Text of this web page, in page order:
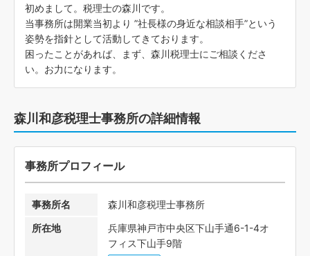
初めまして。税理士の森川です。
当事務所は開業当初より ”社長様の身近な相談相手”という
姿勢を指針として活動してきております。
困ったことがあれば、まず、森川税理士にご相談くださ
い。お力になります。
森川和彦税理士事務所の詳細情報
事務所プロフィール
事務所名
森川和彦税理士事務所
所在地
兵庫県神戸市中央区下山手通6-1-4オ
フィス下山手9階